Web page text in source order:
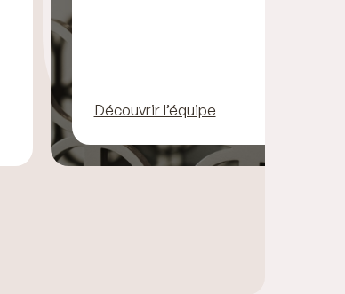
Découvrir l’équipe